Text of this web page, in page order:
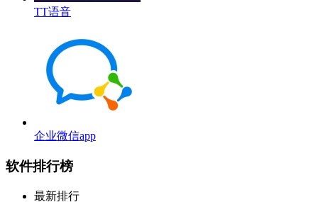
TT语音
企业微信app
软件排行榜
最新排行